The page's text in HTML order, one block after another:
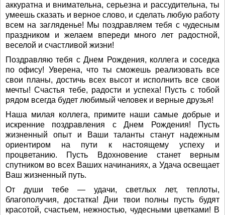
аккуратна и внимательна, серьезна и рассудительна, ты
умеешь сказать и верное слово, и сделать любую работу
всем на загляденье! Мы поздравляем тебя с чудесным
праздником и желаем впереди много лет радостной,
веселой и счастливой жизни!
Поздравляю тебя с Днем Рождения, коллега и соседка
по офису! Уверена, что ты сможешь реализовать все
свои планы, достичь всех высот и исполнить все свои
мечты! Счастья тебе, радости и успеха! Пусть с тобой
рядом всегда будет любимый человек и верные друзья!
Наша милая коллега, примите наши самые добрые и
искренние поздравления с Днем Рождения! Пусть
жизненный опыт и Ваши таланты станут надежным
ориентиром на пути к настоящему успеху и
процветанию. Пусть Вдохновение станет верным
спутником во всех Ваших начинаниях, а Удача освещает
Ваш жизненный путь.
От души тебе — удачи, светлых лет, теплоты,
благополучия, достатка! Дни твои полны пусть будят
красотой, счастьем, нежностью, чудесными цветками! В